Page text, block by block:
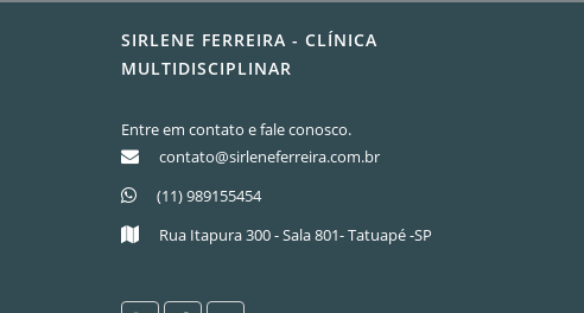
SIRLENE FERREIRA - CLÍNICA
MULTIDISCIPLINAR
Entre em contato e fale conosco.
contato@sirleneferreira.com.br
(11) 989155454
Rua Itapura 300 - Sala 801- Tatuapé -SP